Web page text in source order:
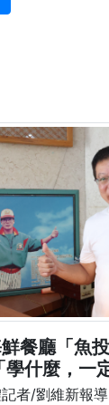
餐廳「魚
什麼，一
者/劉維新報